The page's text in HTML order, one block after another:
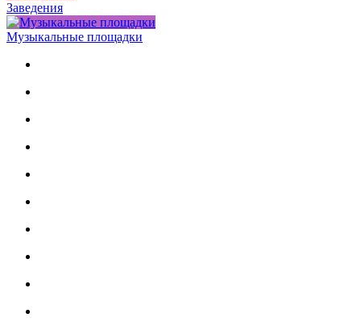
Заведения
Музыкальные площадки